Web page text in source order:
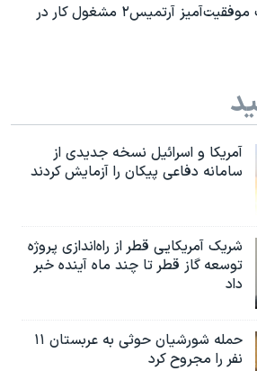
فضانوردان پس از پرتاب موفقیت‌آمیز آرتمیس۲ مشغول کار در
آمریکا و اسرائیل نسخه جدیدی از
سامانه دفاعی پیکان را آزمایش کردند
شریک آمریکایی قطر از راه‌اندازی پروژه
توسعه گاز قطر تا چند ماه آینده خبر
داد
حمله شورشیان حوثی به عربستان ۱۱
نفر را مجروح کرد